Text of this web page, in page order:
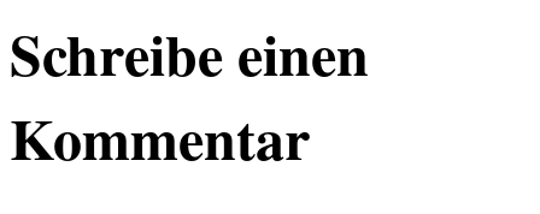
Schreibe einen
Kommentar